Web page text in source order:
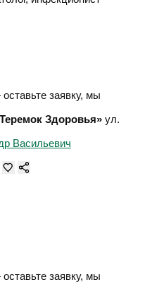
заявку, мы
Здоровья» ул.
заявку, мы